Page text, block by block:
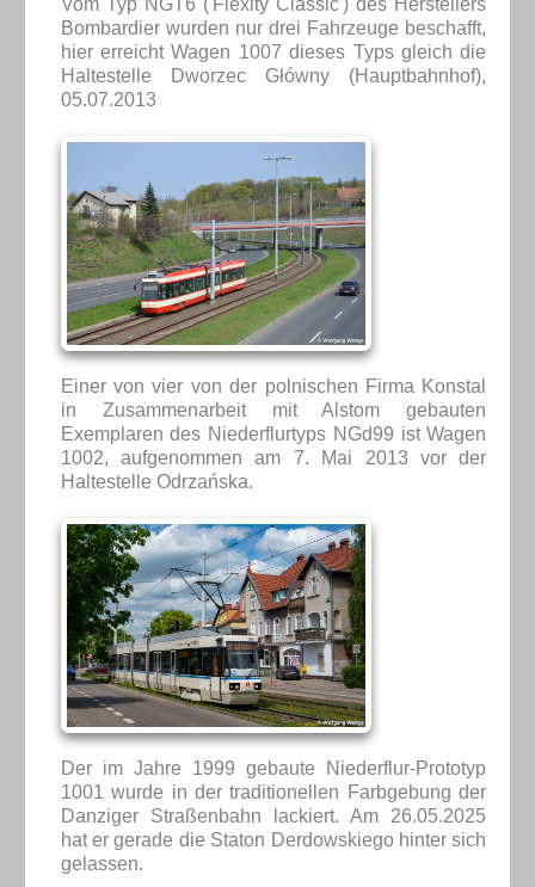
Bombardier wurden nur drei Fahrzeuge beschafft,
hier erreicht Wagen 1007 dieses Typs gleich die
Haltestelle Dworzec Główny (Hauptbahnhof),
05.07.2013
Einer von vier von der polnischen Firma Konstal
in Zusammenarbeit mit Alstom gebauten
Exemplaren des Niederflurtyps NGd99 ist Wagen
1002, aufgenommen am 7. Mai 2013 vor der
Haltestelle Odrzańska.
Der im Jahre 1999 gebaute Niederflur-Prototyp
1001 wurde in der traditionellen Farbgebung der
Danziger Straßenbahn lackiert. Am 26.05.2025
hat er gerade die Staton Derdowskiego hinter sich
gelassen.